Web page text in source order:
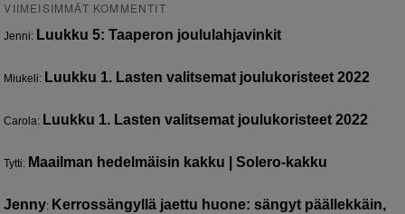
VIIMEISIMMÄT KOMMENTIT
Jenni: Luukku 5: Taaperon joululahjavinkit
Miukeli: Luukku 1. Lasten valitsemat joulukoristeet 2022
Carola: Luukku 1. Lasten valitsemat joulukoristeet 2022
Tytti: Maailman hedelmäisin kakku | Solero-kakku
Jenny: Kerrossängyllä jaettu huone: sängyt päällekkäin,